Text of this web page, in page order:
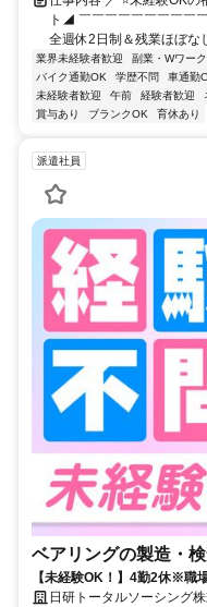
ト◢ ￣￣￣￣￣￣￣￣￣
全週休2日制＆残業ほぼな
業界未経験者歓迎 副業・Wワー
バイク通勤OK
学歴不問 車通勤
未経験者歓迎
午前 経験者歓迎
賞与あり
ブランクOK 育休あり
派遣社員
ベアリングの製造・
【未経験OK！】4勤2休※職
日研トータルソーシング